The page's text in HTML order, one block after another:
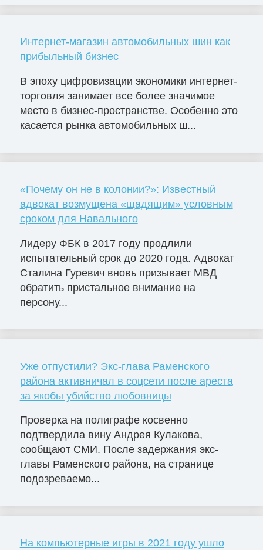
Интернет-магазин автомобильных шин как
прибыльный бизнес
В эпоху цифровизации экономики интернет-
торговля занимает все более значимое
место в бизнес-пространстве. Особенно это
касается рынка автомобильных ш...
«Почему он не в колонии?»: Известный
адвокат возмущена «щадящим» условным
сроком для Навального
Лидеру ФБК в 2017 году продлили
испытательный срок до 2020 года. Адвокат
Сталина Гуревич вновь призывает МВД
обратить пристальное внимание на
персону...
Уже отпустили? Экс-глава Раменского
района активничал в соцсети после ареста
за якобы убийство любовницы
Проверка на полиграфе косвенно
подтвердила вину Андрея Кулакова,
сообщают СМИ. После задержания экс-
главы Раменского района, на странице
подозреваемо...
На компьютерные игры в 2021 году ушло